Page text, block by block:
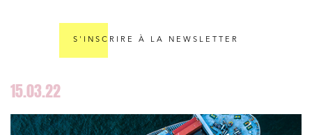
S'INSCRIRE À LA NEWSLETTER
15.03.22